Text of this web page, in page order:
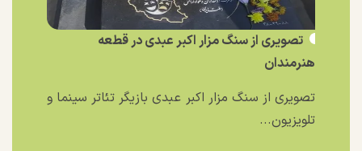
تصویری از سنگ مزار اکبر عبدی در قطعه
هنرمندان
تصویری از سنگ مزار اکبر عبدی بازیگر تئاتر سینما و
تلویزیون...